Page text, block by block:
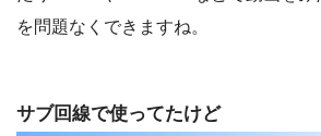
を問題なくできますね。
サブ回線で使ってたけど